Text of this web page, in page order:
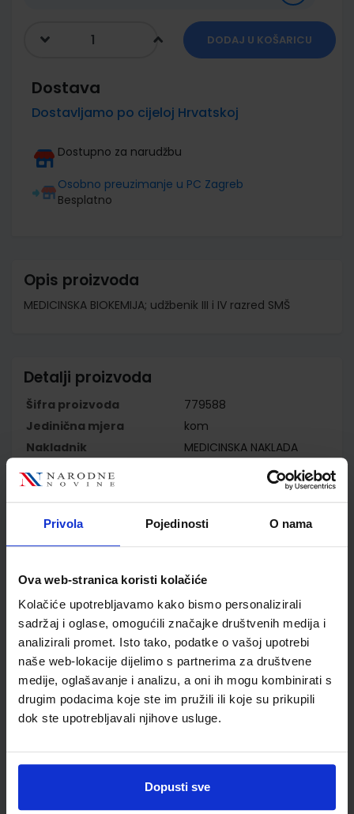
Privola Pojedinosti O nama
Ova web-stranica koristi kolačiće
Kolačiće upotrebljavamo kako bismo personalizirali
sadržaj i oglase, omogućili značajke društvenih medija i
analizirali promet. Isto tako, podatke o vašoj upotrebi
naše web-lokacije dijelimo s partnerima za društvene
medije, oglašavanje i analizu, a oni ih mogu kombinirati s
drugim podacima koje ste im pružili ili koje su prikupili
dok ste upotrebljavali njihove usluge.
Dopusti sve
DODAJ U KOŠARICU
Dostava
Dostavljamo po cijeloj Hrvatskoj
Dostupno za narudžbu
Osobno preuzimanje u PC Zagreb
Besplatno
Opis proizvoda
MEDICINSKA BIOKEMIJA; udžbenik III i IV razred SMŠ
Detalji proizvoda
Šifra proizvoda
779588
Jedinična mjera
kom
Nakladnik
MEDICINSKA NAKLADA
d.o.o.
Autor
Ljerka Išgum Vorgić
Školski razred
80 VIŠE RAZREDA SŠ
Vrsta školske knjige
UDŽBENIK
Vrsta škole
Newsletter prijava